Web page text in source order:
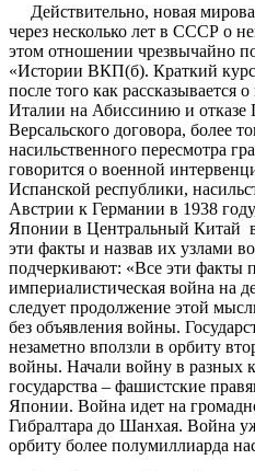
Действительно, новая
через несколько лет в СССР о
этом отношении чрезвычайно
«Истории ВКП(б). Краткий
после того как рассказывается
Италии на Абиссинию и отказе
Версальского договора, более
насильственного пересмотра
говорится о военной
Испанской республики,
Австрии к Германии в 1938
Японии в Центральный Китай
эти факты и назвав их узлами
подчеркивают: «Все эти факты
империалистическая война на
следует продолжение этой
без объявления войны.
незаметно вползли в орбиту
войны. Начали войну в разных
государства – фашистские
Японии. Война идет на
Гибралтара до Шанхая. Война
орбиту более полумиллиарда